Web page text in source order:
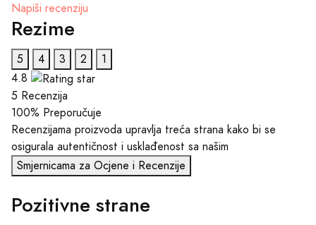
Napiši recenziju
Rezime
5 4 3 2
1
4.8
5 Recenzija
100% Preporučuje
Recenzijama proizvoda upravlja treća strana kako bi se
osigurala autentičnost i usklađenost sa našim
Smjernicama za Ocjene i Recenzije
Pozitivne strane